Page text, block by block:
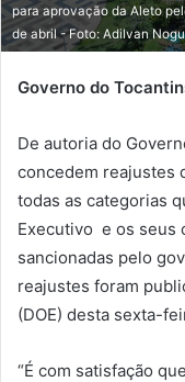
para aprovação da Aleto
de abril - Foto: Adilvan
Governo do
De autoria do
concedem reajustes
todas as categorias
Executivo e os seus
sancionadas pelo
reajustes foram
(DOE) desta sexta-
“É com satisfação